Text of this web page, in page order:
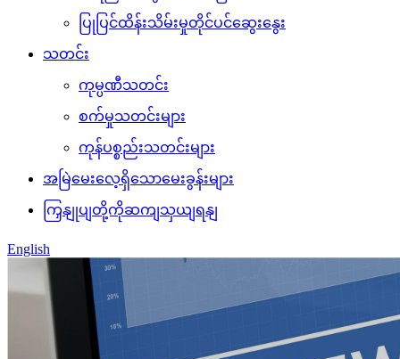
ပြုပြင်ထိန်းသိမ်းမှုတိုင်ပင်ဆွေးနွေး
သတင်း
ကုမ္ပဏီသတင်း
စက်မှုသတင်းများ
ကုန်ပစ္စည်းသတင်းများ
အမြဲမေးလေ့ရှိသောမေးခွန်းများ
ကြှနျုပျတို့ကိုဆကျသှယျရနျ
English